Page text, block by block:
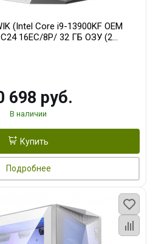
(Intel Core i9-13900KF OEM
16EC/8P/ 32 ГБ ОЗУ (2
GAMING OC 16GB GDDR6
698 руб.
В наличии
Купить
Подробнее